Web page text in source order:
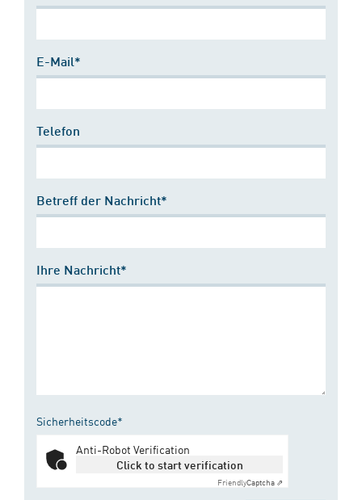
E-Mail*
Telefon
Betreff der Nachricht*
Ihre Nachricht*
Sicherheitscode*
Anti-Robot Verification
Click to start verification
FriendlyCaptcha ⇗